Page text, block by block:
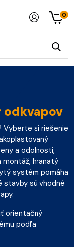
0
odkvapov
Vyberte si riešenie
a odolnosti,
montáž, hranatý
systém pomáha
stavby sú vhodné
orientačný
podľa